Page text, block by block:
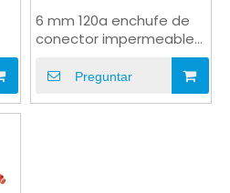
6 mm 120a enchufe de
conector impermeable
para enchufar el arnés
solar
Preguntar